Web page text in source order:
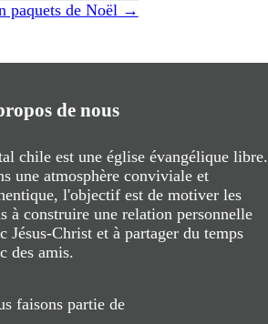
paquets de Noël →
de nous
chile est une église évangélique libre.
une atmosphère conviviale et
l'objectif est de motiver les
à construire une relation personnelle
Jésus-Christ et à partager du temps
des amis.
faisons partie de